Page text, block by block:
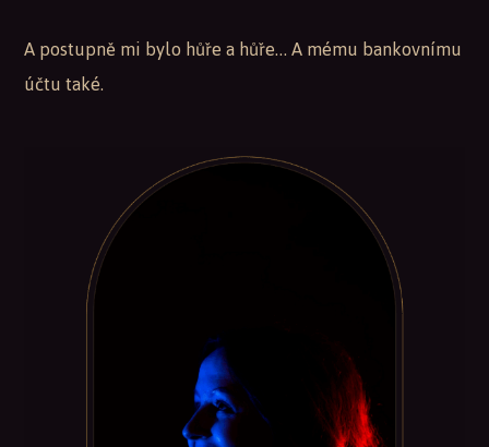
A postupně mi bylo hůře a hůře… A mému bankovnímu
účtu také.